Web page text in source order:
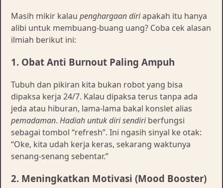
Masih mikir kalau penghargaan diriapakah itu hanya
alibi untuk membuang-buang uang? Coba cek alasan
ilmiah berikut ini:
1. Obat Anti Burnout Paling Ampuh
Tubuh dan pikiran kita bukan robot yang bisa
dipaksa kerja 24/7. Kalau dipaksa terus tanpa ada
jeda atau hiburan, lama-lama bakal konslet alias
pemadaman. Hadiah untuk diri sendiriberfungsi
sebagai tombol “refresh”. Ini ngasih sinyal ke otak:
“Oke, kita udah kerja keras, sekarang waktunya
senang-senang sebentar.”
2. Meningkatkan Motivasi (Mood Booster)